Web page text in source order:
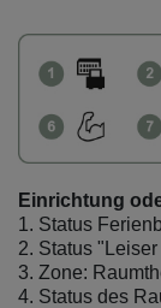
Einrichtung
1. Status
2. Status
3. Zone:
4. Status des